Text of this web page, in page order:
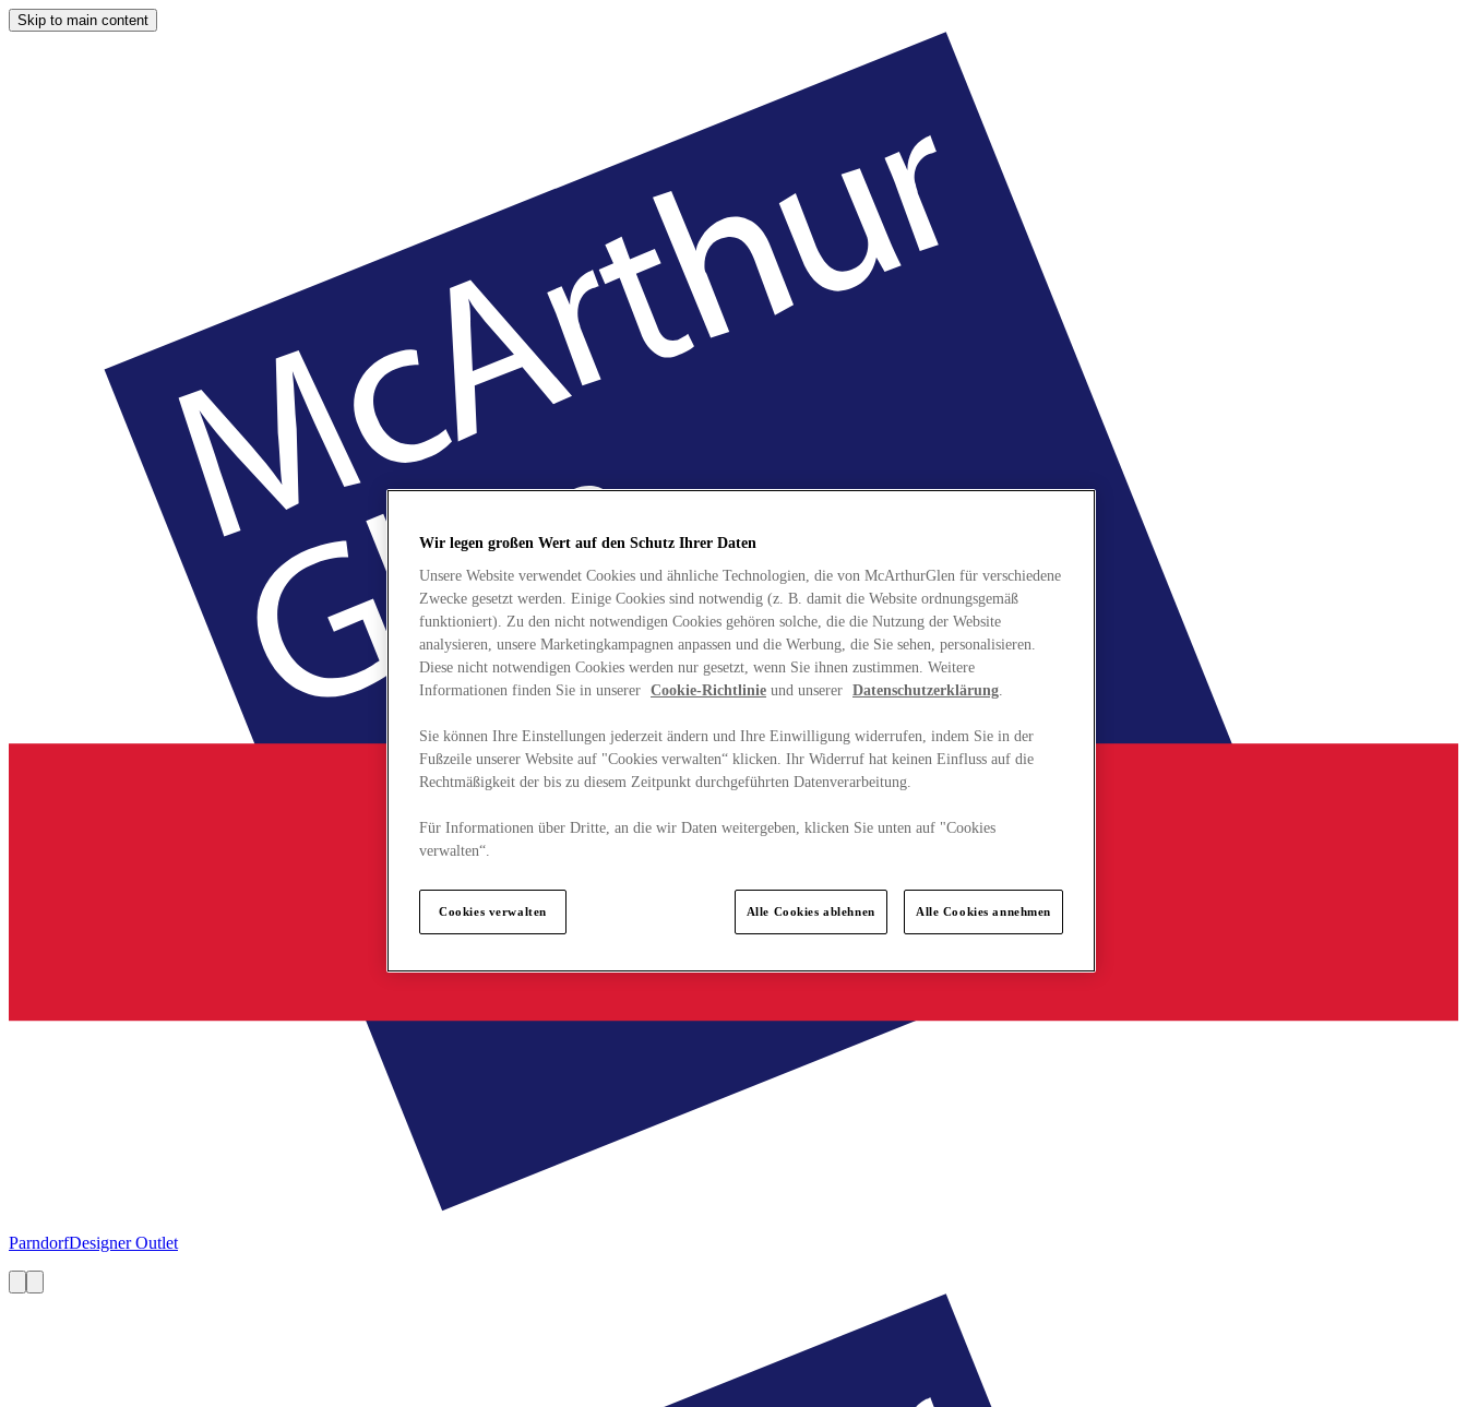
Skip to main content
ParndorfDesigner Outlet
Wir legen großen Wert auf den Schutz Ihrer Daten
Unsere Website verwendet Cookies und ähnliche Technologien, die von McArthurGlen für verschiedene
Zwecke gesetzt werden. Einige Cookies sind notwendig (z. B. damit die Website ordnungsgemäß
funktioniert). Zu den nicht notwendigen Cookies gehören solche, die die Nutzung der Website
analysieren, unsere Marketingkampagnen anpassen und die Werbung, die Sie sehen, personalisieren.
Diese nicht notwendigen Cookies werden nur gesetzt, wenn Sie ihnen zustimmen. Weitere
Informationen finden Sie in unserer Cookie-Richtlinie und unserer Datenschutzerklärung.
Sie können Ihre Einstellungen jederzeit ändern und Ihre Einwilligung widerrufen, indem Sie in der
Fußzeile unserer Website auf "Cookies verwalten“ klicken. Ihr Widerruf hat keinen Einfluss auf die
Rechtmäßigkeit der bis zu diesem Zeitpunkt durchgeführten Datenverarbeitung.
Für Informationen über Dritte, an die wir Daten weitergeben, klicken Sie unten auf "Cookies
verwalten“.
Cookies verwalten Alle Cookies ablehnen Alle Cookies annehmen